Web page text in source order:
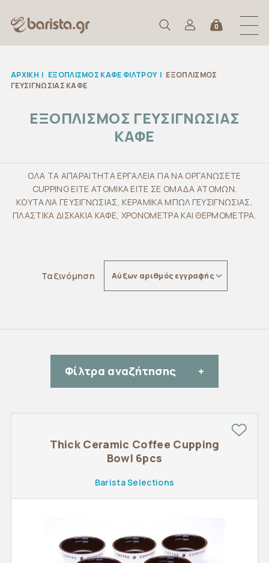
0
ΑΡΧΙΚΉ | ΕΞΟΠΛΙΣΜΟΣ ΚΑΦΕ ΦΙΛΤΡΟΥ | ΕΞΟΠΛΙΣΜΟΣ
ΓΕΥΣΙΓΝΩΣΙΑΣ ΚΑΦΕ
ΕΞΟΠΛΙΣΜΟΣ ΓΕΥΣΙΓΝΩΣΙΑΣ
ΚΑΦΕ
ΟΛΑ ΤΑ ΑΠΑΡΑΙΤΗΤΑ ΕΡΓΑΛΕΙΑ ΓΙΑ ΝΑ ΟΡΓΑΝΩΣΕΤΕ
CUPPING ΕΙΤΕ ΑΤΟΜΙΚΑ ΕΙΤΕ ΣΕ ΟΜΑΔΑ ΑΤΟΜΩΝ.
ΚΟΥΤΑΛΙΑ ΓΕΥΣΙΓΝΩΣΙΑΣ, ΚΕΡΑΜΙΚΑ ΜΠΩΛ ΓΕΥΣΙΓΝΩΣΙΑΣ,
ΠΛΑΣΤΙΚΑ ΔΙΣΚΑΚΙΑ ΚΑΦΕ, ΧΡΟΝΟΜΕΤΡΑ ΚΑΙ ΘΕΡΜΟΜΕΤΡΑ.
Ταξινόμηση Αύξων αριθμός εγγραφής
Φίλτρα αναζήτησης
Thick Ceramic Coffee Cupping
Bowl 6pcs
Barista Selections